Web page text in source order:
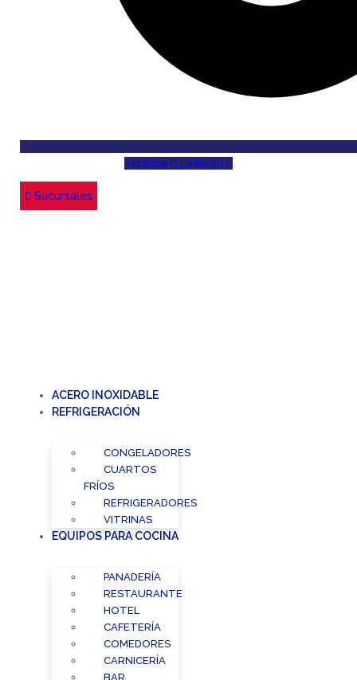
Youtube Linkedin
Sucursales
ACERO INOXIDABLE
REFRIGERACIÓN
CONGELADORES
CUARTOS
FRÍOS
REFRIGERADORES
VITRINAS
EQUIPOS PARA COCINA
PANADERÍA
RESTAURANTE
HOTEL
CAFETERÍA
COMEDORES
CARNICERÍA
BAR